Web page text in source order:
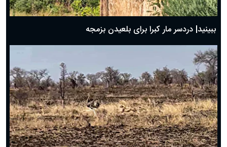
ببینید| دردسر مار کبرا برای بلعیدن بزمجه